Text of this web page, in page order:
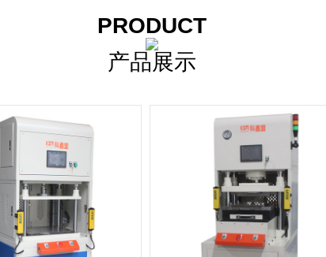
PRODUCT
产品展示